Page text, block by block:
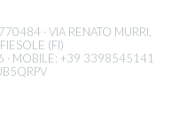
· VIA RENATO MURRI,
(FI)
· MOBILE: +39 3398545141